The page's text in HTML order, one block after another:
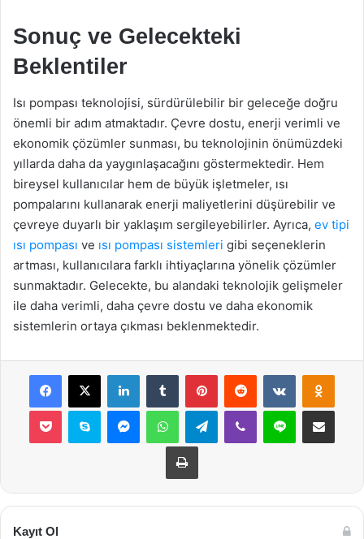
Sonuç ve Gelecekteki
Beklentiler
Isı pompası teknolojisi, sürdürülebilir bir geleceğe doğru
önemli bir adım atmaktadır. Çevre dostu, enerji verimli ve
ekonomik çözümler sunması, bu teknolojinin önümüzdeki
yıllarda daha da yaygınlaşacağını göstermektedir. Hem
bireysel kullanıcılar hem de büyük işletmeler, ısı
pompalarını kullanarak enerji maliyetlerini düşürebilir ve
çevreye duyarlı bir yaklaşım sergileyebilirler. Ayrıca, ev tipi
ısı pompası ve ısı pompası sistemleri gibi seçeneklerin
artması, kullanıcılara farklı ihtiyaçlarına yönelik çözümler
sunmaktadır. Gelecekte, bu alandaki teknolojik gelişmeler
ile daha verimli, daha çevre dostu ve daha ekonomik
sistemlerin ortaya çıkması beklenmektedir.
Facebook
X LinkedInTumblr PinterestReddit VKontakte
Pocket Skype MessengerWhatsAppTelegramViber Line E-Posta ile
Yazdır
Kayıt Ol